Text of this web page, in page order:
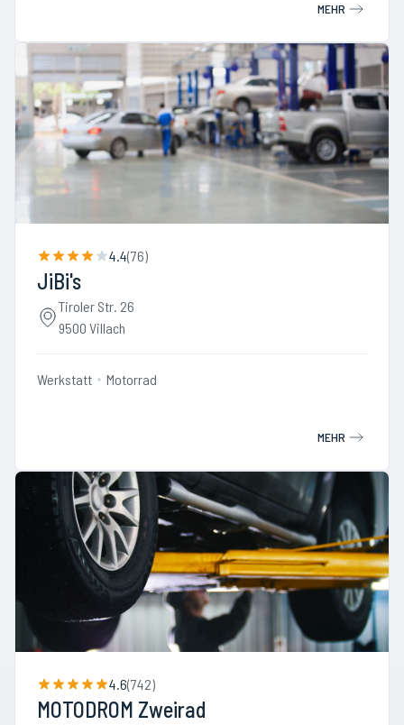
MEHR
4.4(76)
JiBi's
Tiroler Str. 26
9500 Villach
Werkstatt Motorrad
MEHR
4.6(742)
MOTODROM Zweirad